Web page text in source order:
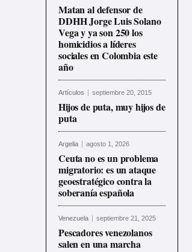
Matan al defensor de
DDHH Jorge Luis Solano
Vega y ya son 250 los
homicidios a líderes
sociales en Colombia este
año
Artículos septiembre 20, 2015
Hijos de puta, muy hijos de
puta
Argelia agosto 1, 2026
Ceuta no es un problema
migratorio: es un ataque
geoestratégico contra la
soberanía española
Venezuela septiembre 21, 2025
Pescadores venezolanos
salen en una marcha